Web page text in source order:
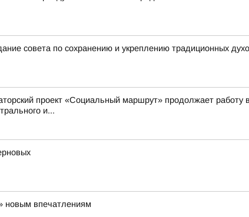
совета по сохранению и укреплению традиционных
проект «Социальный маршрут» продолжает
и...
новым впечатлениям